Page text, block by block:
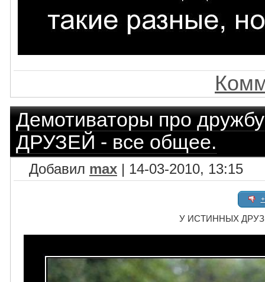
Демотиваторы про дружбу
ДРУЗЕЙ - все общее.
Добавил max | 14-03-2010, 13:15
У ИСТИННЫХ